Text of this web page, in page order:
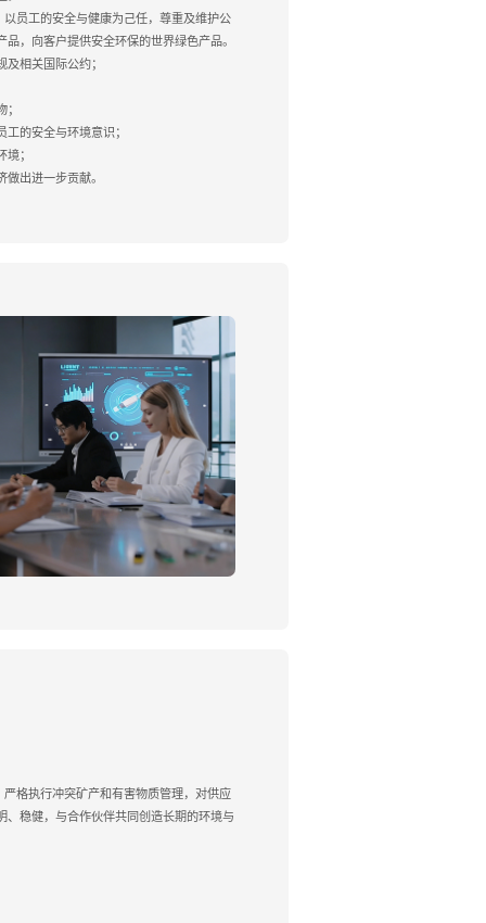
员工的安全与健康为己任，尊重及维护公
，向客户提供安全环保的世界绿色产品。
相关国际公约；
的安全与环境意识；
；
出进一步贡献。
格执行冲突矿产和有害物质管理，对供应
稳健，与合作伙伴共同创造长期的环境与